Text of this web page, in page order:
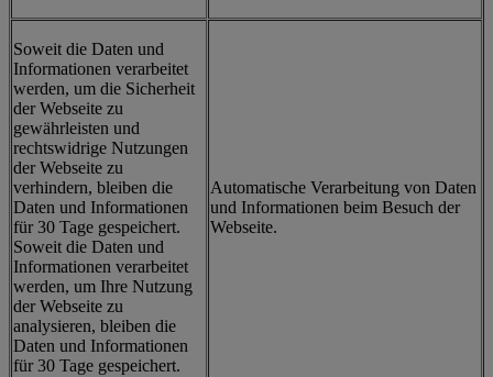
Soweit die Daten und
Informationen verarbeitet
werden, um die Sicherheit
der Webseite zu
gewährleisten und
rechtswidrige Nutzungen
der Webseite zu
verhindern, bleiben die
Daten und Informationen
für 30 Tage gespeichert.
Soweit die Daten und
Informationen verarbeitet
werden, um Ihre Nutzung
der Webseite zu
analysieren, bleiben die
Daten und Informationen
für 30 Tage gespeichert.
Automatische Verarbeitung von Daten
und Informationen beim Besuch der
Webseite.